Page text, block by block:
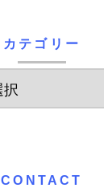
カテゴリー
CONTACT